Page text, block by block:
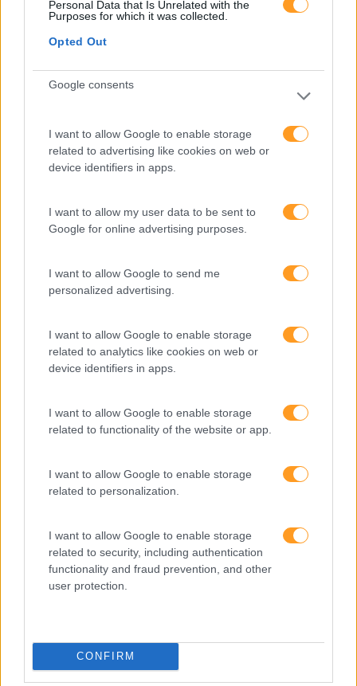
Personal Data that Is Unrelated with the
Purposes for which it was collected.
Opted Out
Google consents
I want to allow Google to enable storage
related to advertising like cookies on web or
device identifiers in apps.
I want to allow my user data to be sent to
Google for online advertising purposes.
I want to allow Google to send me
personalized advertising.
I want to allow Google to enable storage
related to analytics like cookies on web or
device identifiers in apps.
I want to allow Google to enable storage
related to functionality of the website or app.
I want to allow Google to enable storage
related to personalization.
I want to allow Google to enable storage
related to security, including authentication
functionality and fraud prevention, and other
user protection.
CONFIRM
dados e os dados
crítico
meter a mão na massa”
Raquel Rebelo, CEO da
Verão
Formações ajustadas
ao seu negócio
MEDIDA